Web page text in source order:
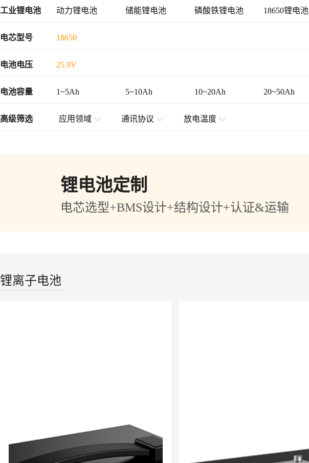
工业锂电池 动力锂电池 储能锂电池 磷酸铁锂电池 18650锂电池
48V锂电池
电芯型号 18650
电池电压 25.9V
电池容量 1~5Ah 5~10Ah 10~20Ah 20~50Ah
高级筛选 应用领域 通讯协议 放电温度
锂电池定制
电芯选型+BMS设计+结构设计+认证&运输
锂离子电池